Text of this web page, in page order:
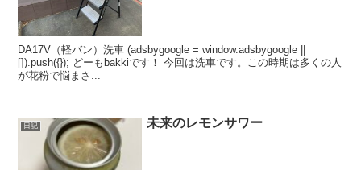
DA17V（軽バン）洗車 (adsbygoogle = window.adsbygoogle ||
[]).push({}); どーもbakkiです！ 今回は洗車です。この時期は多くの人
が花粉で悩まさ...
日記 未来のレモンサワー